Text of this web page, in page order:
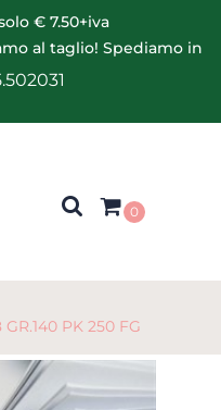
€ 7.50+iva
al taglio! Spediamo in
0
PK 250 FG